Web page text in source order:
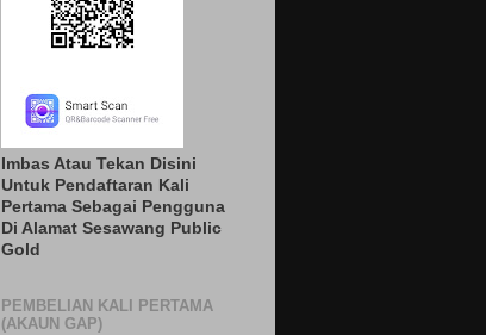
Imbas Atau Tekan Disini
Untuk Pendaftaran Kali
Pertama Sebagai Pengguna
Di Alamat Sesawang Public
Gold
PEMBELIAN KALI PERTAMA
(AKAUN GAP)